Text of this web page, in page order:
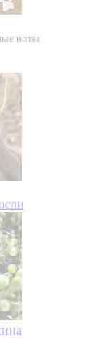
ноты